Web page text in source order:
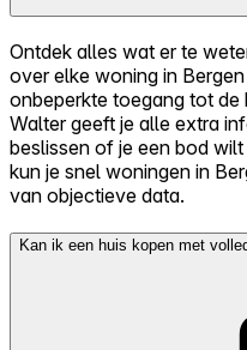
Ontdek alles wat er te
over elke woning in
onbeperkte toegang tot de
Walter geeft je alle extra
beslissen of je een bod
kun je snel woningen in
van objectieve data.
Kan ik een huis kopen met